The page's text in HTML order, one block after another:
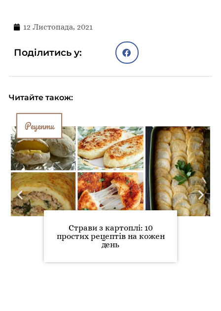
12 Листопада, 2021
Поділитись у:
Читайте також:
Рецепти
Страви з картоплі: 10
простих рецептів на кожен
день